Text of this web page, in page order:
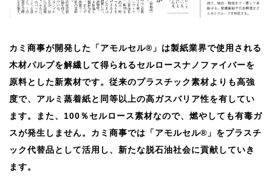
カミ商事が開発した「アモルセル®」は製紙業界で使用される
木材パルプを解繊して得られるセルロースナノファイバーを
原料とした新素材です。従来のプラスチック素材よりも高強
度で、アルミ蒸着紙と同等以上の高ガスバリア性を有してい
ます。また、100％セルロース素材なので、燃やしても有毒ガ
スが発生しません。カミ商事では「アモルセル®」をプラスチ
ック代替品として活用し、新たな脱石油社会に貢献していき
ます。